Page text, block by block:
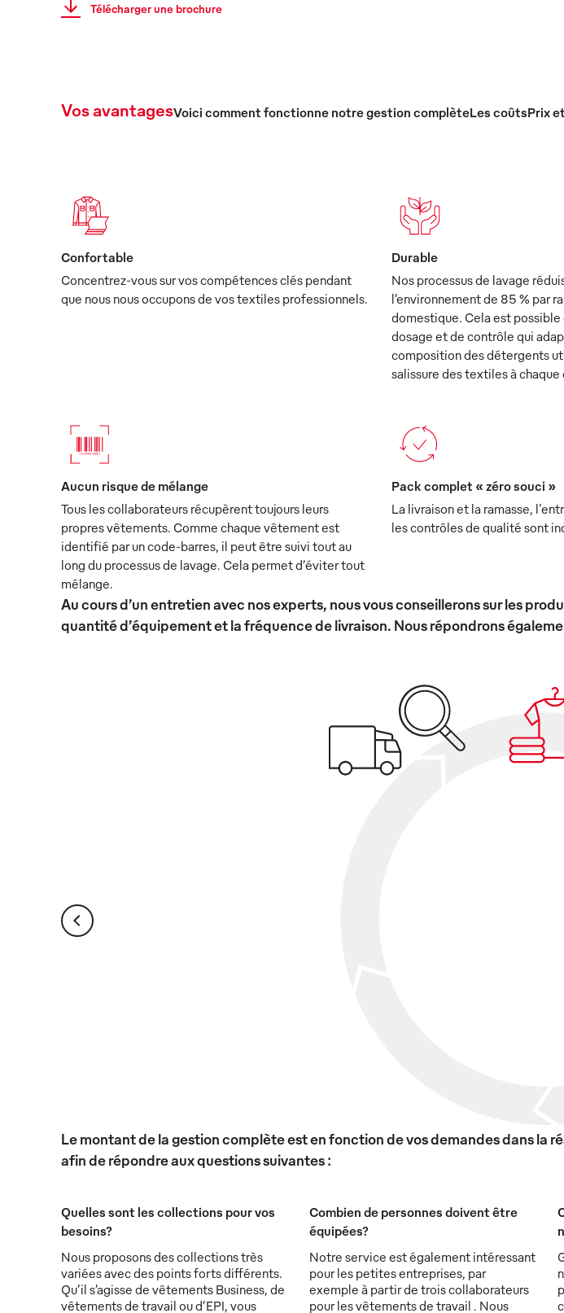
Télécharger une brochure
Vos avantagesVoici comment fonctionne notre gestion complèteLes coûtsPrix
Confortable
Concentrez-vous sur vos compétences clés pendant
que nous nous occupons de vos textiles professionnels.
Durable
Nos processus de lavage
l’environnement de 85 % par
domestique. Cela est possible
dosage et de contrôle qui
composition des détergents
salissure des textiles à
Aucun risque de mélange
Tous les collaborateurs récupèrent toujours leurs
propres vêtements. Comme chaque vêtement est
identifié par un code-barres, il peut être suivi tout au
long du processus de lavage. Cela permet d’éviter tout
mélange.
Pack complet « zéro souci »
La livraison et la ramasse,
les contrôles de qualité sont
Au cours d’un entretien avec nos experts, nous vous conseillerons sur les
quantité d’équipement et la fréquence de livraison. Nous répondrons
Le montant de la gestion complète est en fonction de vos demandes dans la
afin de répondre aux questions suivantes :
Quelles sont les collections pour vos
besoins?
Nous proposons des collections très
variées avec des points forts différents.
Qu’il s’agisse de vêtements Business, de
vêtements de travail ou d’EPI, vous
Combien de personnes doivent être
équipées?
Notre service est également intéressant
pour les petites entreprises, par
exemple à partir de trois collaborateurs
pour les vêtements de travail . Nous